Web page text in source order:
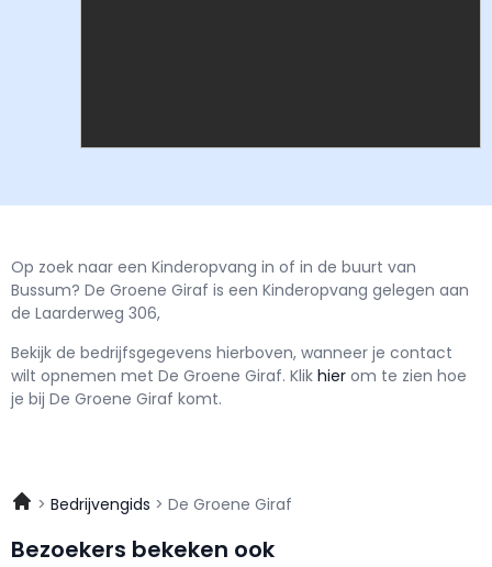
Op zoek naar een Kinderopvang in of in de buurt van
Bussum? De Groene Giraf is een Kinderopvang gelegen aan
de Laarderweg 306,
Bekijk de bedrijfsgegevens hierboven, wanneer je contact
wilt opnemen met De Groene Giraf. Klik hier om te zien hoe
je bij De Groene Giraf komt.
Bedrijvengids De Groene Giraf
Bezoekers bekeken ook